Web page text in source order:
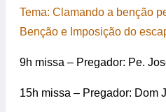
Tema: Clamando a benção
Benção e Imposição do
9h missa – Pregador: Pe.
15h missa – Pregador: Dom